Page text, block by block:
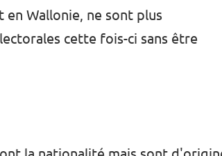
en Wallonie, ne sont plus
cette fois-ci sans être